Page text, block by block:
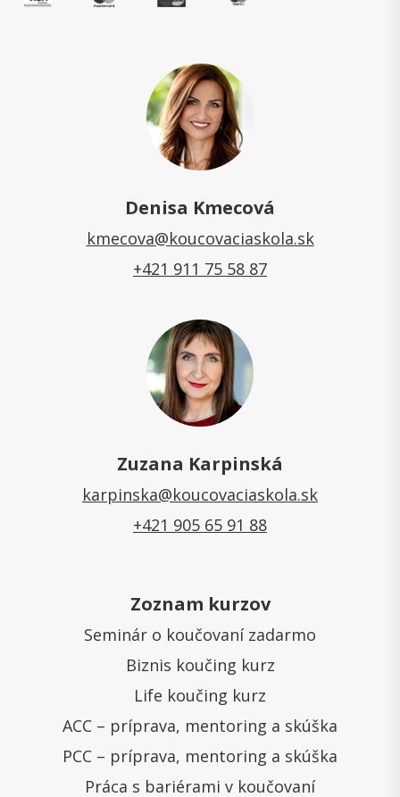
Denisa Kmecová
kmecova@koucovaciaskola.sk
+421 911 75 58 87
Zuzana Karpinská
karpinska@koucovaciaskola.sk
+421 905 65 91 88
Zoznam kurzov
Seminár o koučovaní zadarmo
Biznis koučing kurz
Life koučing kurz
ACC – príprava, mentoring a skúška
PCC – príprava, mentoring a skúška
Práca s bariérami v koučovaní